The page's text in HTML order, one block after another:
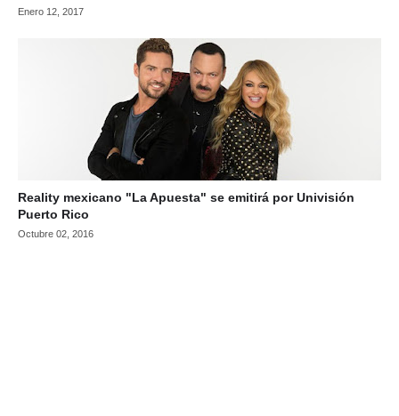
Enero 12, 2017
Reality mexicano "La Apuesta" se emitirá por Univisión
Puerto Rico
Octubre 02, 2016